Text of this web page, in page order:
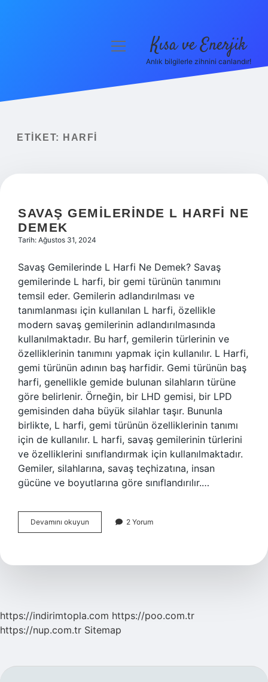
Yasal Uyarı
menüyü
Kısa ve Enerjik
Anlık bilgilerle zihnini canlandır!
ETIKET: HARFI
SAVAŞ GEMILERINDE L HARFI NE
DEMEK
Tarih: Ağustos 31, 2024
Savaş Gemilerinde L Harfi Ne Demek? Savaş
gemilerinde L harfi, bir gemi türünün tanımını
temsil eder. Gemilerin adlandırılması ve
tanımlanması için kullanılan L harfi, özellikle
modern savaş gemilerinin adlandırılmasında
kullanılmaktadır. Bu harf, gemilerin türlerinin ve
özelliklerinin tanımını yapmak için kullanılır. L Harfi,
gemi türünün adının baş harfidir. Gemi türünün baş
harfi, genellikle gemide bulunan silahların türüne
göre belirlenir. Örneğin, bir LHD gemisi, bir LPD
gemisinden daha büyük silahlar taşır. Bununla
birlikte, L harfi, gemi türünün özelliklerinin tanımı
için de kullanılır. L harfi, savaş gemilerinin türlerini
ve özelliklerini sınıflandırmak için kullanılmaktadır.
Gemiler, silahlarına, savaş teçhizatına, insan
gücüne ve boyutlarına göre sınıflandırılır.…
Devamını okuyun
gemilerinde
ne
2 Yorum
https://indirimtopla.com https://poo.com.tr
https://nup.com.tr Sitemap